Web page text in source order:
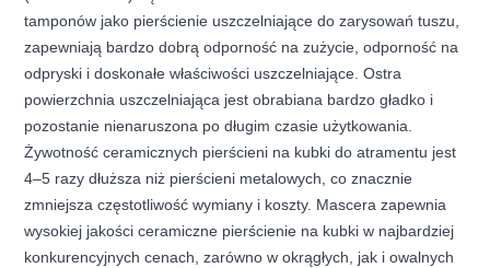
tamponów jako pierścienie uszczelniające do zarysowań tuszu,
zapewniają bardzo dobrą odporność na zużycie, odporność na
odpryski i doskonałe właściwości uszczelniające. Ostra
powierzchnia uszczelniająca jest obrabiana bardzo gładko i
pozostanie nienaruszona po długim czasie użytkowania.
Żywotność ceramicznych pierścieni na kubki do atramentu jest
4–5 razy dłuższa niż pierścieni metalowych, co znacznie
zmniejsza częstotliwość wymiany i koszty. Mascera zapewnia
wysokiej jakości ceramiczne pierścienie na kubki w najbardziej
konkurencyjnych cenach, zarówno w okrągłych, jak i owalnych